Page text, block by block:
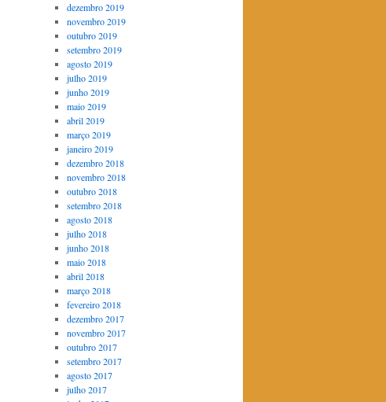
dezembro 2019
novembro 2019
outubro 2019
setembro 2019
agosto 2019
julho 2019
junho 2019
maio 2019
abril 2019
março 2019
janeiro 2019
dezembro 2018
novembro 2018
outubro 2018
setembro 2018
agosto 2018
julho 2018
junho 2018
maio 2018
abril 2018
março 2018
fevereiro 2018
dezembro 2017
novembro 2017
outubro 2017
setembro 2017
agosto 2017
julho 2017